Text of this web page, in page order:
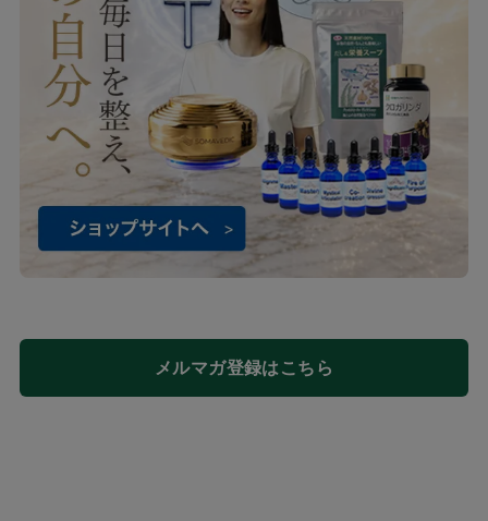
メルマガ登録はこちら